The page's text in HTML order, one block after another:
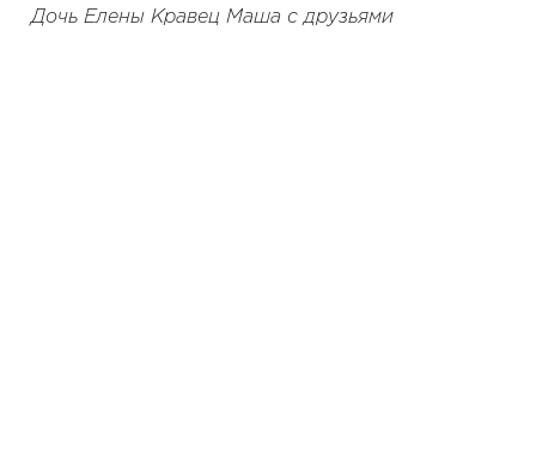
Дочь Елены Кравец Маша с друзьями